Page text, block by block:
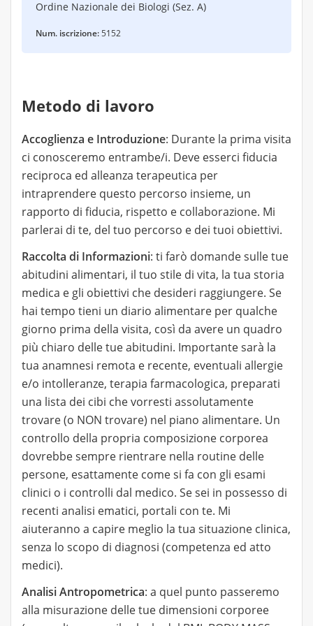
Il controllo mensile viene 60 euro. I controlli di
solito sono mensili salvo richieste di averli più
Ordine Nazionale dei Biologi (Sez. A)
Num. iscrizione:5152
Metodo di lavoro
Accoglienza e Introduzione: Durante la prima visita
ci conosceremo entrambe/i. Deve esserci fiducia
reciproca ed alleanza terapeutica per
intraprendere questo percorso insieme, un
rapporto di fiducia, rispetto e collaborazione. Mi
parlerai di te, del tuo percorso e dei tuoi obiettivi.
Raccolta di Informazioni: ti farò domande sulle tue
abitudini alimentari, il tuo stile di vita, la tua storia
medica e gli obiettivi che desideri raggiungere. Se
hai tempo tieni un diario alimentare per qualche
giorno prima della visita, così da avere un quadro
più chiaro delle tue abitudini. Importante sarà la
tua anamnesi remota e recente, eventuali allergie
e/o intolleranze, terapia farmacologica, preparati
una lista dei cibi che vorresti assolutamente
trovare (o NON trovare) nel piano alimentare. Un
controllo della propria composizione corporea
dovrebbe sempre rientrare nella routine delle
persone, esattamente come si fa con gli esami
clinici o i controlli dal medico. Se sei in possesso di
recenti analisi ematici, portali con te. Mi
aiuteranno a capire meglio la tua situazione clinica,
senza lo scopo di diagnosi (competenza ed atto
medici).
Analisi Antropometrica: a quel punto passeremo
alla misurazione delle tue dimensioni corporee